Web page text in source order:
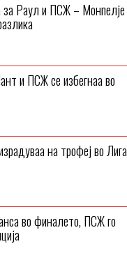
за Раул и ПСЖ – Монпелје
и ПСЖ се избегнаа во
на трофеј во Лига
во финалето, ПСЖ го